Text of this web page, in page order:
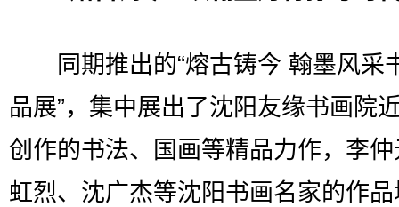
同期推出的“熔古铸今 翰墨风采
品展”，集中展出了沈阳友缘书画院
创作的书法、国画等精品力作，李
虹烈、沈广杰等沈阳书画名家的作